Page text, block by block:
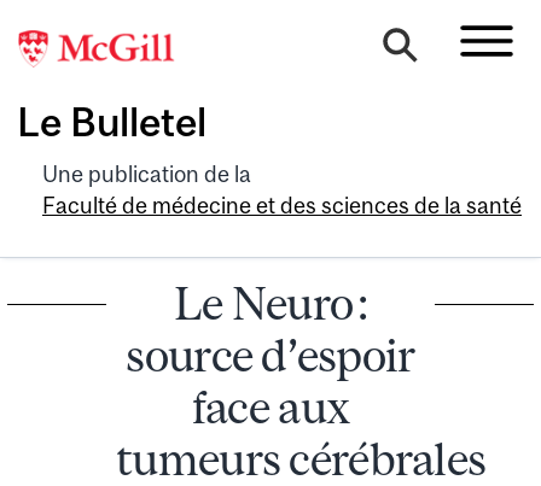
Le Bulletel
Une publication de la
Faculté de médecine et des sciences de la santé
Le Neuro :
source d’espoir
face aux
tumeurs cérébrales